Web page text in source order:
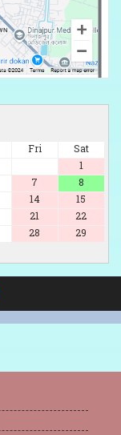
Fri
Sat
1
7
8
14
15
21
22
28
29